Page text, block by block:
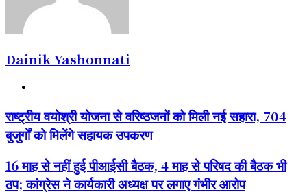
Dainik Yashonnati
राष्ट्रीय
वयोश्री
योजना
वरिष्ठजनों
को
मिली
राष्ट्रीय वयोश्री योजना से वरिष्ठजनों को मिली नई सहारा, 704
बुजुर्गों को मिलेंगे सहायक उपकरण
16
माह
से
16 माह से नहीं हुई पीआईसी बैठक, 4 माह से परिषद की बैठक भी
ठप; कांग्रेस ने कार्यकारी अध्यक्ष पर लगाए गंभीर आरोप